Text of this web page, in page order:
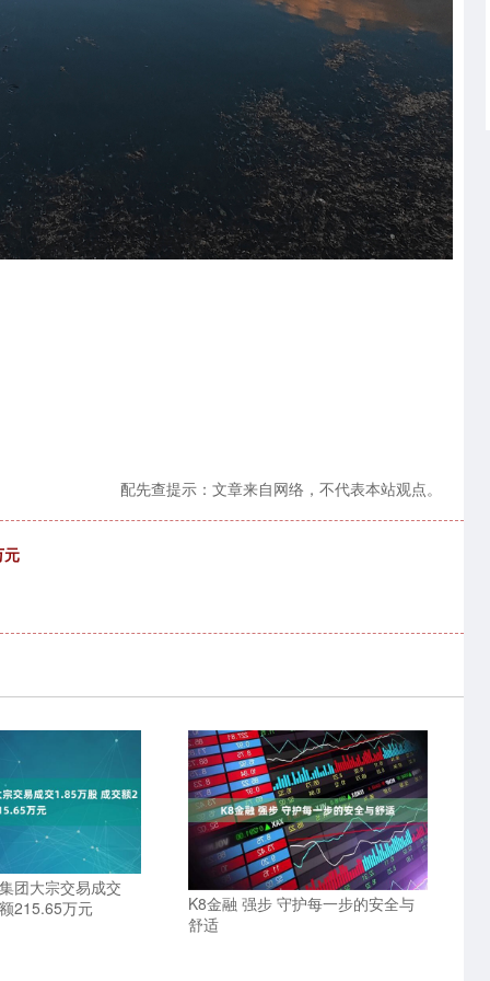
配先查提示：文章来自网络，不代表本站观点。
元
团大宗交易成交
215.65万元
K8金融 强步 守护每一步的安全与
舒适